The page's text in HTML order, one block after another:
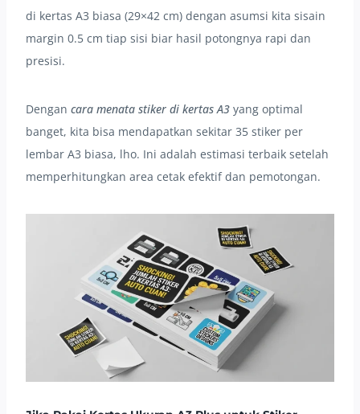
di kertas A3 biasa (29×42 cm) dengan asumsi kita sisain
margin 0.5 cm tiap sisi biar hasil potongnya rapi dan
presisi.
Dengan cara menata stiker di kertas A3 yang optimal
banget, kita bisa mendapatkan sekitar 35 stiker per
lembar A3 biasa, lho. Ini adalah estimasi terbaik setelah
memperhitungkan area cetak efektif dan pemotongan.